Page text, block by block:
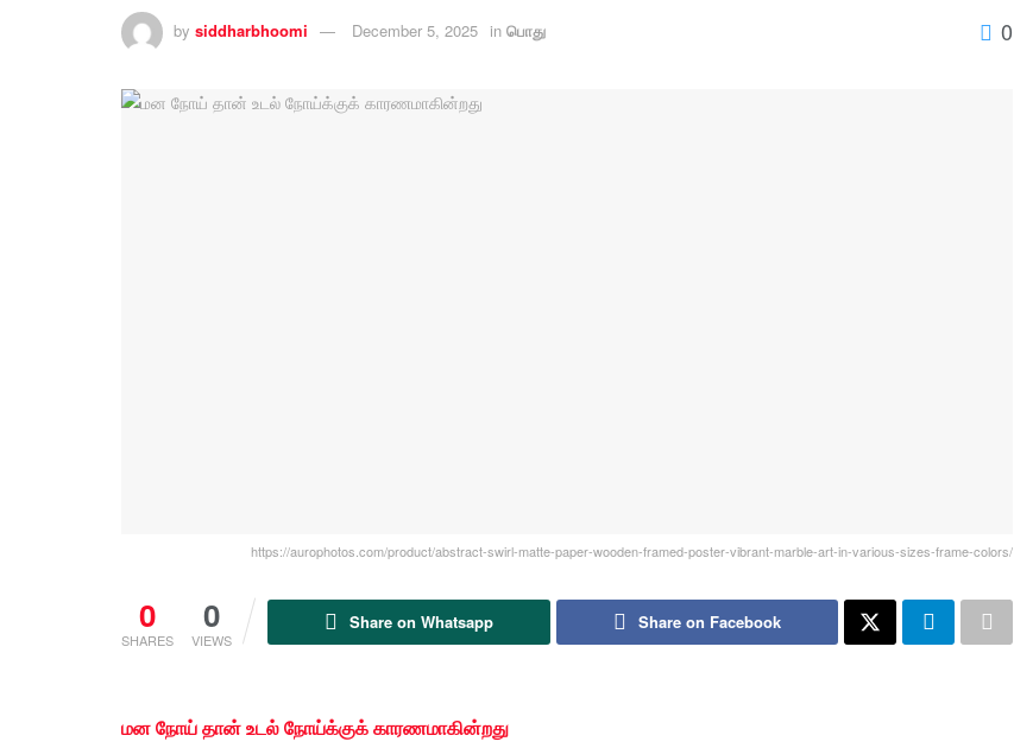
by siddharbhoomi December 5, 2025 in பொது 0
https://aurophotos.com/product/abstract-swirl-matte-paper-wooden-framed-poster-vibrant-marble-art-in-various-sizes-frame-colors/
0
SHARES
0
VIEWS
Share on Whatsapp Share on Facebook
மன நோய் தான் உடல் நோய்க்குக் காரணமாகின்றது